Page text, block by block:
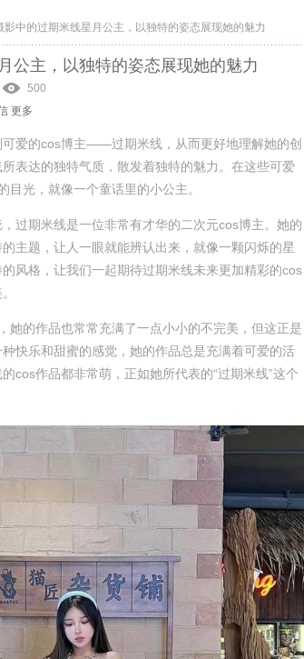
影中的过期米线星月公主，以独特的姿态展现她的魅力
公主，以独特的姿态展现她的魅力
500
更多
爱的cos博主——过期米线，从而更好地理解她的创
表达的独特气质，散发着独特的魅力。在这些可爱
目光，就像一个童话里的小公主。
过期米线是一位非常有才华的二次元cos博主。她的
主题，让人一眼就能辨认出来，就像一颗闪烁的星
风格，让我们一起期待过期米线未来更加精彩的cos
她的作品也常常充满了一点小小的不完美，但这正是
快乐和甜蜜的感觉，她的作品总是充满着可爱的活
cos作品都非常萌，正如她所代表的“过期米线”这个